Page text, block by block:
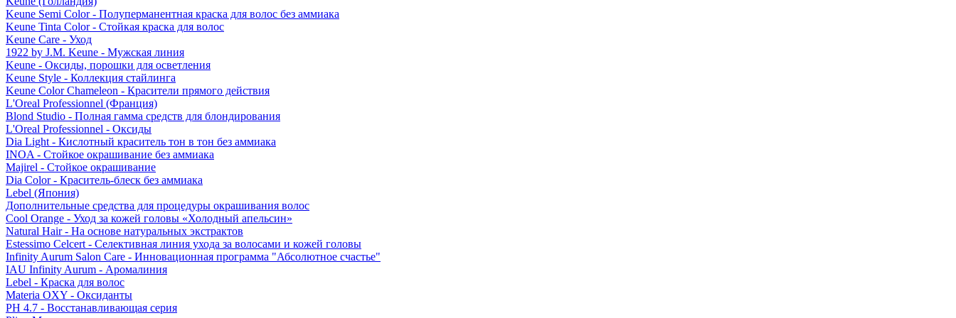
Keune Semi Color - Полуперманентная краска для волос без аммиака
Keune Tinta Color - Стойкая краска для волос
Keune Care - Уход
1922 by J.M. Keune - Мужская линия
Keune - Оксиды, порошки для осветления
Keune Style - Коллекция стайлинга
Keune Color Chameleon - Красители прямого действия
L'Oreal Professionnel (Франция)
Blond Studio - Полная гамма средств для блондирования
L'Oreal Professionnel - Оксиды
Dia Light - Кислотный краситель тон в тон без аммиака
INOA - Стойкое окрашивание без аммиака
Majirel - Стойкое окрашивание
Dia Color - Краситель-блеск без аммиака
Lebel (Япония)
Дополнительные средства для процедуры окрашивания волос
Cool Orange - Уход за кожей головы «Холодный апельсин»
Natural Hair - На основе натуральных экстрактов
Estessimo Celcert - Селективная линия ухода за волосами и кожей головы
Infinity Aurum Salon Care - Инновационная программа "Абсолютное счастье"
IAU Infinity Aurum - Аромалиния
Lebel - Краска для волос
Materia OXY - Оксиданты
PH 4.7 - Восстанавливающая серия